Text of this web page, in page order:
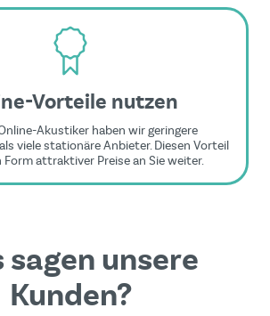
Vorteile nutzen
Akustiker haben wir geringere
viele stationäre Anbieter. Diesen Vorteil
Form attraktiver Preise an Sie weiter.
sagen unsere
Kunden?